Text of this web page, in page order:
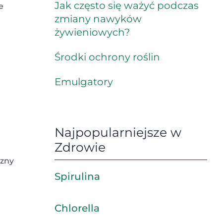
Jak często się ważyć podczas
zmiany nawyków
żywieniowych?
Środki ochrony roślin
Emulgatory
Najpopularniejsze w
Zdrowie
Spirulina
Chlorella